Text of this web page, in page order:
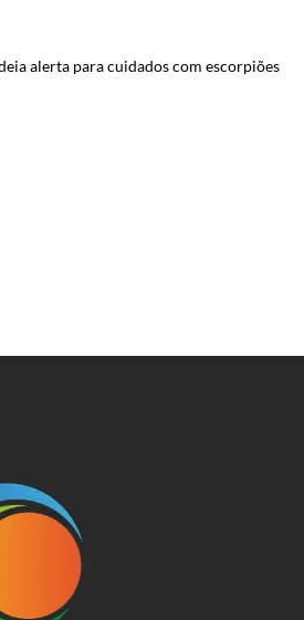
alerta para cuidados com escorpiões